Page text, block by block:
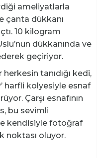
ameliyatlarla
çanta dükkanı
10 kilogram
dükkanında ve
geçiriyor.
tanıdığı kedi,
harfli kolyesiyle esnaf
Çarşı esnafının
bu sevimli
kendisiyle fotoğraf
noktası oluyor.